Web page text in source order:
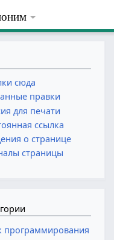
сюда
правки
для печати
ссылка
о странице
страницы
программирования